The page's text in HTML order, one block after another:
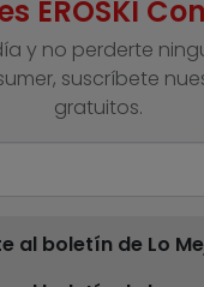
EROSKI
y no perderte
suscríbete
gratuitos.
al boletín de Lo